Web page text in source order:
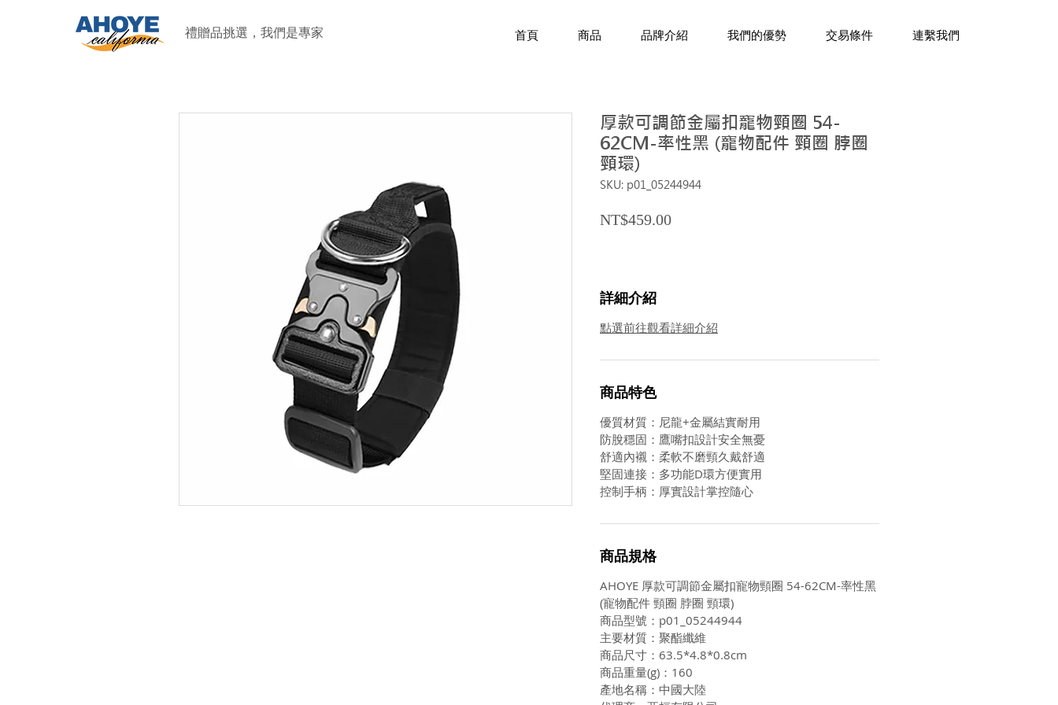
禮贈品挑選，我們是專家 首頁 商品 品牌介紹 我們的優勢 交易條件 連繫我們
厚款可調節金屬扣寵物頸圈 54-
62CM-率性黑 (寵物配件 頸圈 脖圈
頸環)
SKU: p01_05244944
NT$459.00Price
詳細介紹
點選前往觀看詳細介紹
商品特色
優質材質：尼龍+金屬結實耐用
防脫穩固：鷹嘴扣設計安全無憂
舒適內襯：柔軟不磨頸久戴舒適
堅固連接：多功能D環方便實用
控制手柄：厚實設計掌控隨心
商品規格
AHOYE 厚款可調節金屬扣寵物頸圈 54-62CM-率性黑
(寵物配件 頸圈 脖圈 頸環)
商品型號：p01_05244944
主要材質：聚酯纖維
商品尺寸：63.5*4.8*0.8cm
商品重量(g)：160
產地名稱：中國大陸